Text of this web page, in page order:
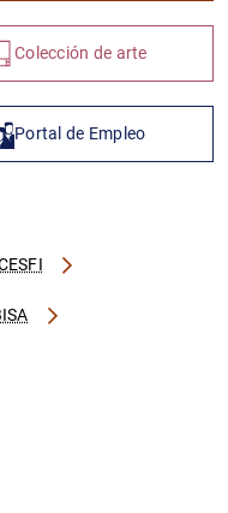
Colección de arte
Portal de Empleo